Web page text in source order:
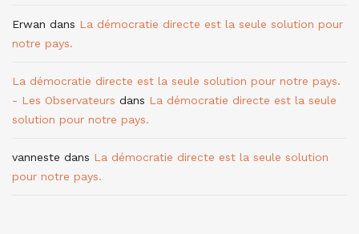
Erwan dans La démocratie directe est la seule solution pour
notre pays.
La démocratie directe est la seule solution pour notre pays.
- Les Observateurs dans La démocratie directe est la seule
solution pour notre pays.
vanneste dans La démocratie directe est la seule solution
pour notre pays.